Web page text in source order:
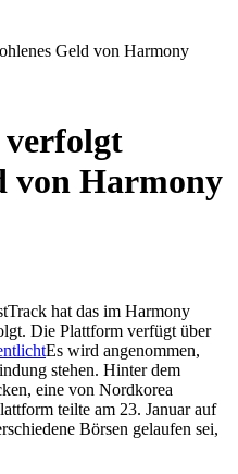
Geld von Harmony
von Harmony
hat das im Harmony
Die Plattform verfügt über
Es wird angenommen,
stehen. Hinter dem
eine von Nordkorea
teilte am 23. Januar auf
Börsen gelaufen sei,